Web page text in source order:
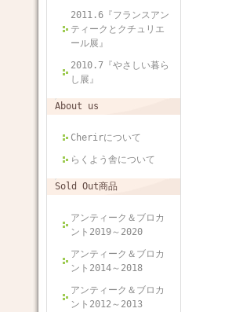
2011.6『フランスアン
ティークとクチュリエ
ール展』
2010.7『やさしい暮ら
し展』
About us
Cherirについて
らくよう舎について
Sold Out商品
アンティーク＆ブロカ
ント2019～2020
アンティーク＆ブロカ
ント2014～2018
アンティーク＆ブロカ
ント2012～2013